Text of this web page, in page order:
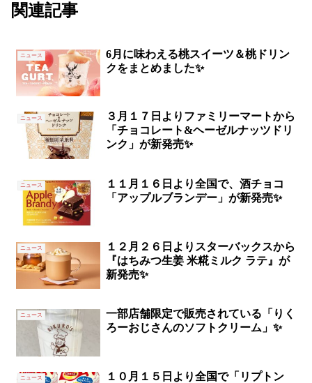
関連記事
ニュース
6月に味わえる桃スイーツ＆桃ドリン
クをまとめました✨
ニュース
３月１７日よりファミリーマートから
「チョコレート&ヘーゼルナッツドリ
ンク」が新発売✨
ニュース
１１月１６日より全国で、酒チョコ
「アップルブランデー」が新発売✨
ニュース
１２月２６日よりスターバックスから
『はちみつ生姜 米糀ミルク ラテ』が
新発売✨
ニュース
一部店舗限定で販売されている「りく
ろーおじさんのソフトクリーム」✨
ニュース
１０月１５日より全国で「リプトン